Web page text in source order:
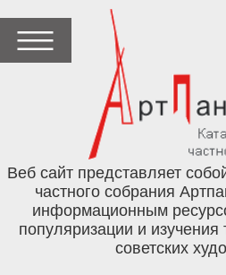
Веб сайт представляет
частного собрания
информационным
популяризации и изучения
советских